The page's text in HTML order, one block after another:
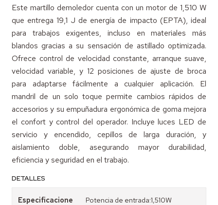
Este martillo demoledor cuenta con un motor de 1,510 W
que entrega 19,1 J de energía de impacto (EPTA), ideal
para trabajos exigentes, incluso en materiales más
blandos gracias a su sensación de astillado optimizada.
Ofrece control de velocidad constante, arranque suave,
velocidad variable, y 12 posiciones de ajuste de broca
para adaptarse fácilmente a cualquier aplicación. El
mandril de un solo toque permite cambios rápidos de
accesorios y su empuñadura ergonómica de goma mejora
el confort y control del operador. Incluye luces LED de
servicio y encendido, cepillos de larga duración, y
aislamiento doble, asegurando mayor durabilidad,
eficiencia y seguridad en el trabajo.
DETALLES
Especificacione
Potencia de entrada:1,510W